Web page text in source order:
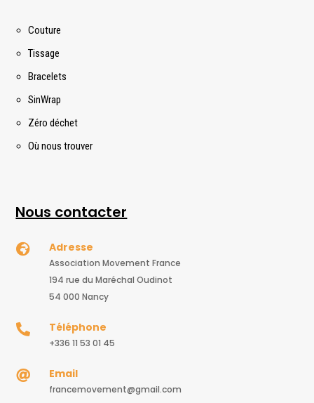
Couture
Tissage
Bracelets
SinWrap
Zéro déchet
Où nous trouver
Nous contacter
 Adresse
Association Movement France
194 rue du Maréchal Oudinot
54 000 Nancy
 Téléphone
+336 11 53 01 45
 Email
francemovement@gmail.com